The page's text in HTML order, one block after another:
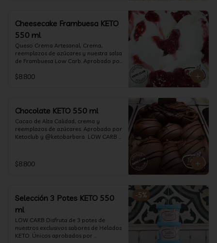
Cheesecake Frambuesa KETO
550 ml
Queso Crema Artesanal, Crema,
reemplazos de azúcares y nuestra salsa
de Frambuesa Low Carb. Aprobado por
KETO. (550 ml)
$8.800
Chocolate KETO 550 ml
Cacao de Alta Calidad, crema y
reemplazos de azúcares. Aprobado por
Ketoclub y @ketobarbara  LOW CARB
$8.800
-5%
Selección 3 Potes KETO 550
ml
LOW CARB Disfruta de 3 potes de
nuestros exclusivos sabores de Helados
KETO. Únicos aprobados por